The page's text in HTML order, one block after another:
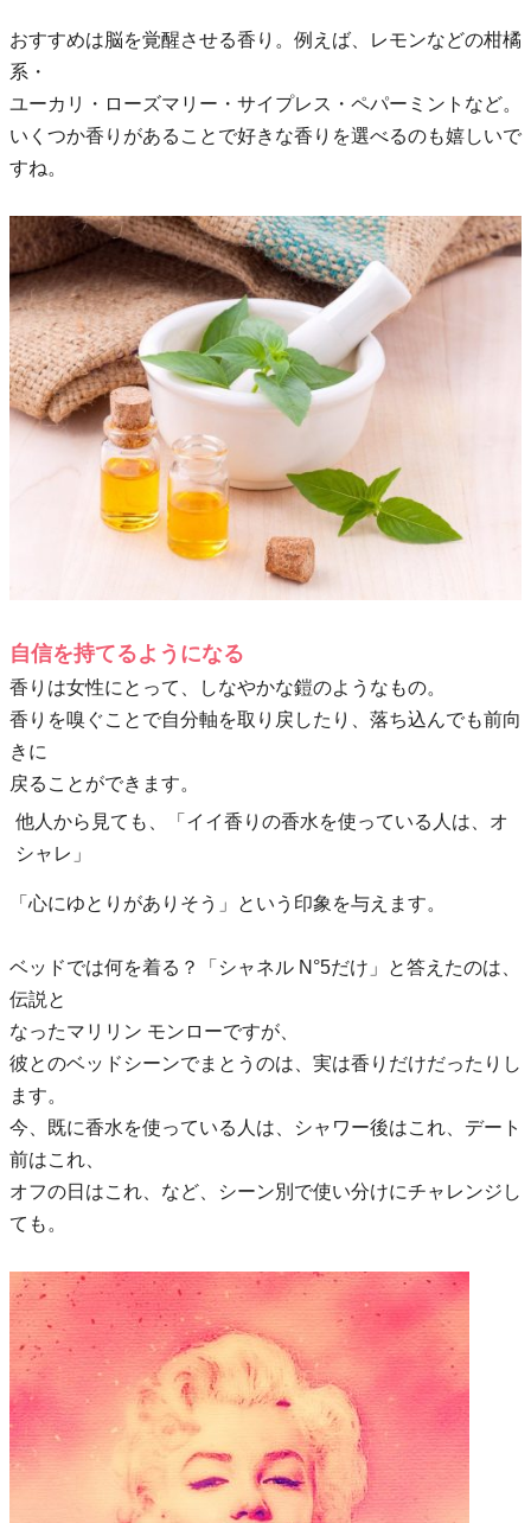
おすすめは脳を覚醒させる香り。例えば、レモンなどの柑橘
系・
ユーカリ・ローズマリー・サイプレス・ペパーミントなど。
いくつか香りがあることで好きな香りを選べるのも嬉しいで
すね。
自信を持てるようになる
香りは女性にとって、しなやかな鎧のようなもの。
香りを嗅ぐことで自分軸を取り戻したり、落ち込んでも前向
きに
戻ることができます。
他人から見ても、「イイ香りの香水を使っている人は、オ
シャレ」
「心にゆとりがありそう」という印象を与えます。
ベッドでは何を着る？「シャネル N°5だけ」と答えたのは、
伝説と
なったマリリン モンローですが、
彼とのベッドシーンでまとうのは、実は香りだけだったりし
ます。
今、既に香水を使っている人は、シャワー後はこれ、デート
前はこれ、
オフの日はこれ、など、シーン別で使い分けにチャレンジし
ても。